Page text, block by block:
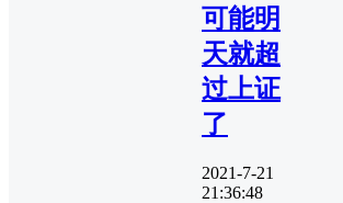
可能明
天就超
过上证
了
2021-7-21
21:36:48